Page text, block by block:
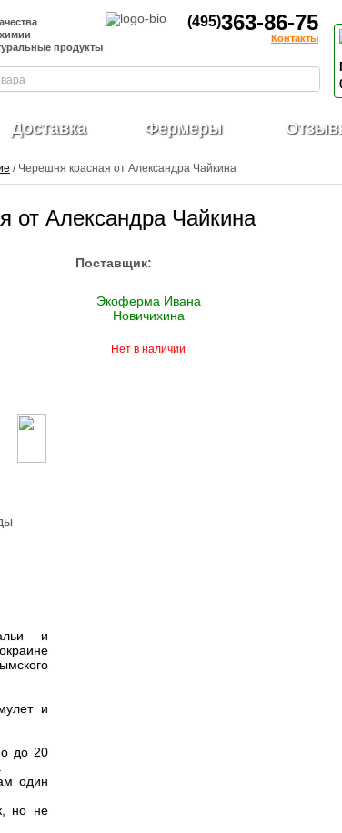
продукты
(495)363-86-75
Контакты
Доставка Фермеры
/ Черешня красная от Александра Чайкина
от Александра Чайкина
Поставщик:
Экоферма Ивана
Новичихина
Нет в наличии
и
и
до 20
один
но не